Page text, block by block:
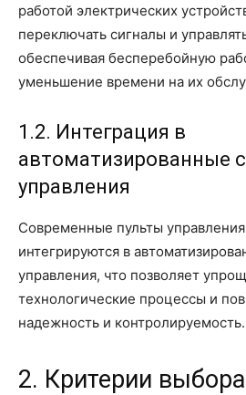
работой электрических
переключать сигналы и
обеспечивая бесперебойную
уменьшение времени на их
1.2. Интеграция в
автоматизированные
управления
Современные пульты
интегрируются в
управления, что позволяет
технологические процессы и
надежность и контролируемость.
2. Критерии